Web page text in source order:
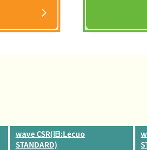
wave CSR(旧:Lecuo
STANDARD)